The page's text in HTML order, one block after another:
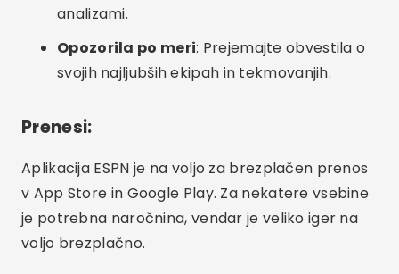
analizami.
Opozorila po meri: Prejemajte obvestila o
svojih najljubših ekipah in tekmovanjih.
Prenesi:
Aplikacija ESPN je na voljo za brezplačen prenos
v App Store in Google Play. Za nekatere vsebine
je potrebna naročnina, vendar je veliko iger na
voljo brezplačno.